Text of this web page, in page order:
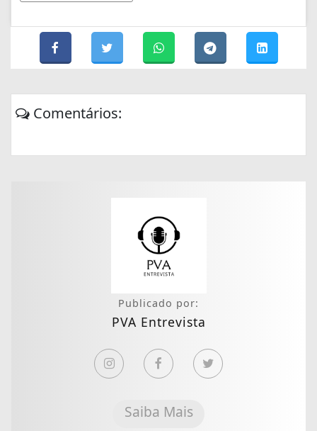
Comentários:
Publicado por:
PVA Entrevista
Saiba Mais